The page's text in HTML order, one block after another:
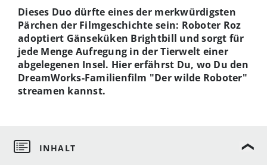
Dieses Duo dürfte eines der merkwürdigsten
Pärchen der Filmgeschichte sein: Roboter Roz
adoptiert Gänseküken Brightbill und sorgt für
jede Menge Aufregung in der Tierwelt einer
abgelegenen Insel. Hier erfährst Du, wo Du den
DreamWorks-Familienfilm "Der wilde Roboter"
streamen kannst.